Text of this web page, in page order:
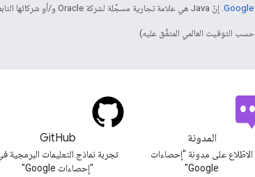
. إنّ Java هي علامة تجارية مسجَّلة لشركة Oracle و/أو شركائها التابعين.
المدونة
الاطّلاع على مدونة "إحصاءات
Google"
GitHub
تجربة نماذج التعليمات البرمجية في
"إحصاءات Google"